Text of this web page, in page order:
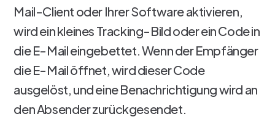
Mail-Client oder Ihrer Software aktivieren,
wird ein kleines Tracking-Bild oder ein Code in
die E-Mail eingebettet. Wenn der Empfänger
die E-Mail öffnet, wird dieser Code
ausgelöst, und eine Benachrichtigung wird an
den Absender zurückgesendet.